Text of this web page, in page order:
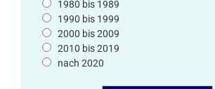
1980 bis 1989
1990 bis 1999
2000 bis 2009
2010 bis 2019
nach 2020